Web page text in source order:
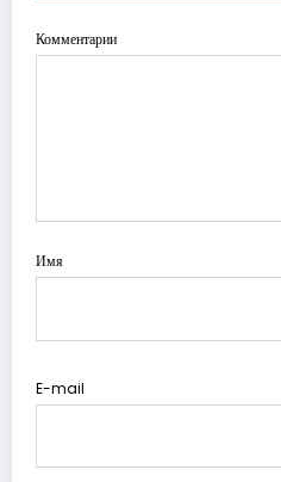
Комментарии
Имя
E-mail